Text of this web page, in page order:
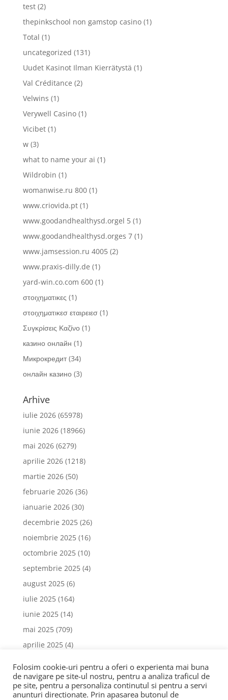
test(2)
thepinkschool non gamstop casino(1)
Total (1)
uncategorized (131)
Uudet Kasinot Ilman Kierrätystä (1)
Val Créditance (2)
Velwins (1)
Verywell Casino(1)
Vicibet(1)
w(3)
what to name your ai (1)
Wildrobin (1)
womanwise.ru 800(1)
www.criovida.pt(1)
www.goodandhealthysd.orgel 5(1)
www.goodandhealthysd.orges 7(1)
www.jamsession.ru 4005(2)
www.praxis-dilly.de (1)
yard-win.co.com 600(1)
στοιχηματικες (1)
στοιχηματικεσ εταιρειεσ(1)
Συγκρίσεις Καζίνο(1)
казино онлайн (1)
Микрокредит(34)
онлайн казино(3)
Arhive
iulie 2026(65978)
iunie 2026(18966)
mai 2026(6279)
aprilie 2026(1218)
martie 2026(50)
februarie 2026(36)
ianuarie 2026(30)
decembrie 2025(26)
noiembrie 2025(16)
octombrie 2025(10)
septembrie 2025(4)
august 2025(6)
iulie 2025(164)
iunie 2025(14)
mai 2025(709)
aprilie 2025(4)
februarie 2025(4)
Folosim cookie-uri pentru a oferi o experienta mai buna
de navigare pe site-ul nostru, pentru a analiza traficul de
pe site, pentru a personaliza continutul si pentru a servi
anunturi directionate. Prin apasarea butonul de